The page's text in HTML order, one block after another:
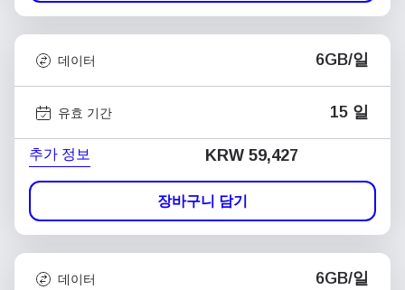
데이터 6GB/일
유효 기간 15 일
추가 정보 KRW 59,427
장바구니 담기
데이터 6GB/일